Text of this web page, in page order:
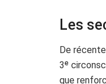
Les
De
3ᵉ
que